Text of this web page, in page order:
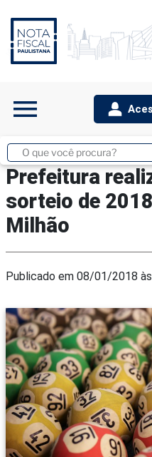
3
menu
Buscar
no
site
Prefeitura
sorteio de
Milhão
Publicado em 08/01/2018